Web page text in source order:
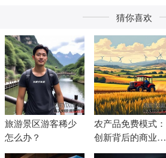
猜你喜欢
旅游景区游客稀少
怎么办？
农产品免费模式：
创新背后的商业智
慧